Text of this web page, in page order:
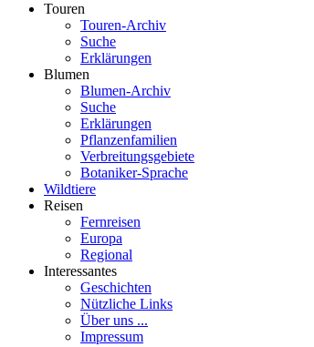
Touren
Touren-Archiv
Suche
Erklärungen
Blumen
Blumen-Archiv
Suche
Erklärungen
Pflanzenfamilien
Verbreitungsgebiete
Botaniker-Sprache
Wildtiere
Reisen
Fernreisen
Europa
Regional
Interessantes
Geschichten
Nützliche Links
Über uns ...
Impressum